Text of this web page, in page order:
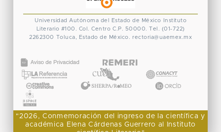
Universidad Autónoma del Estado de México
Instituto
Literario #100. Col. Centro C.P. 50000. Tel. (01-722)
2262300 Toluca, Estado de México. rectoria@uaemex.mx
"2026, Conmemoración del ingreso de la científica y
académica Elena Cárdenas Guerrero al Instituto